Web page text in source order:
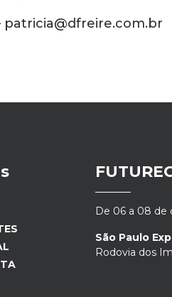
patricia@dfreire.com.br
De 06 a 08 de
São Paulo
Rodovia dos